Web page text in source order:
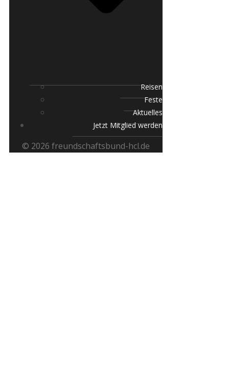
Reisen
Feste
Aktuelles
Jetzt Mitglied werden
© 2026 freundschaftsbund-hcl.de